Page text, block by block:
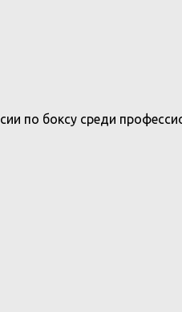
по боксу среди